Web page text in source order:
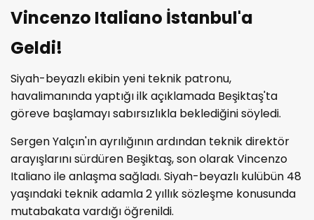
Vincenzo Italiano İstanbul'a
Geldi!
Siyah-beyazlı ekibin yeni teknik patronu,
havalimanında yaptığı ilk açıklamada Beşiktaş'ta
göreve başlamayı sabırsızlıkla beklediğini söyledi.
Sergen Yalçın'ın ayrılığının ardından teknik direktör
arayışlarını sürdüren Beşiktaş, son olarak Vincenzo
Italiano ile anlaşma sağladı. Siyah-beyazlı kulübün 48
yaşındaki teknik adamla 2 yıllık sözleşme konusunda
mutabakata vardığı öğrenildi.